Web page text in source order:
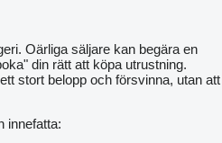
Oärliga säljare kan begära en
din rätt att köpa utrustning.
stort belopp och försvinna, utan att
innefatta: